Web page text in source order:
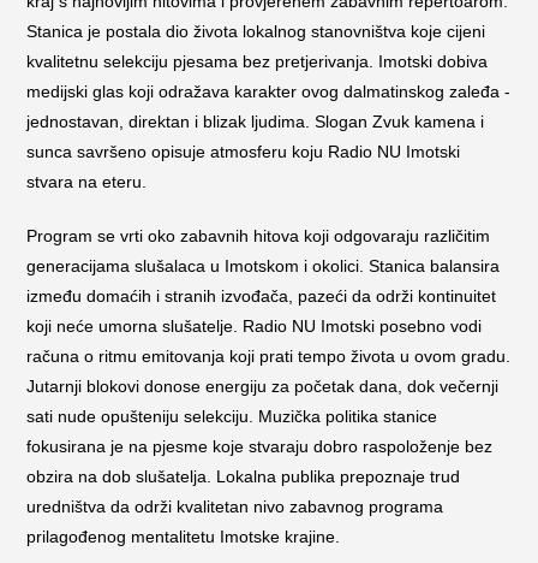
Stanica je postala dio života lokalnog stanovništva koje cijeni
kvalitetnu selekciju pjesama bez pretjerivanja. Imotski dobiva
medijski glas koji odražava karakter ovog dalmatinskog zaleđa -
jednostavan, direktan i blizak ljudima. Slogan Zvuk kamena i
sunca savršeno opisuje atmosferu koju Radio NU Imotski
stvara na eteru.
Program se vrti oko zabavnih hitova koji odgovaraju različitim
generacijama slušalaca u Imotskom i okolici. Stanica balansira
između domaćih i stranih izvođača, pazeći da održi kontinuitet
koji neće umorna slušatelje. Radio NU Imotski posebno vodi
računa o ritmu emitovanja koji prati tempo života u ovom gradu.
Jutarnji blokovi donose energiju za početak dana, dok večernji
sati nude opušteniju selekciju. Muzička politika stanice
fokusirana je na pjesme koje stvaraju dobro raspoloženje bez
obzira na dob slušatelja. Lokalna publika prepoznaje trud
uredništva da održi kvalitetan nivo zabavnog programa
prilagođenog mentalitetu Imotske krajine.